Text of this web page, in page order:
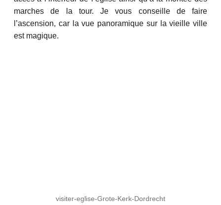
marches de la tour. Je vous conseille de faire
l’ascension, car la vue panoramique sur la vieille ville
est magique.
visiter-eglise-Grote-Kerk-Dordrecht